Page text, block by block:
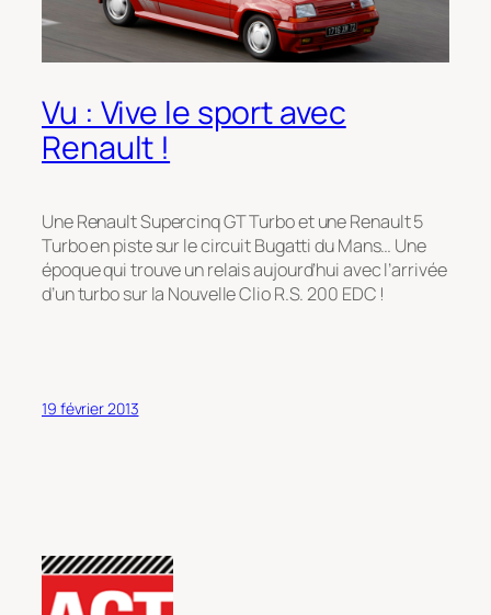
Vu : Vive le sport avec
Renault !
Une Renault Supercinq GT Turbo et une Renault 5
Turbo en piste sur le circuit Bugatti du Mans… Une
époque qui trouve un relais aujourd’hui avec l’arrivée
d’un turbo sur la Nouvelle Clio R.S. 200 EDC !
19 février 2013